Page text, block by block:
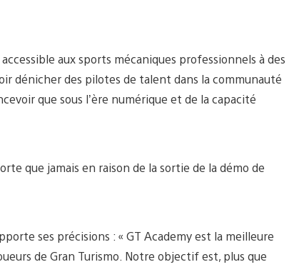
aux sports mécaniques professionnels à des
dénicher des pilotes de talent dans la communauté
que sous l’ère numérique et de la capacité
que jamais en raison de la sortie de la démo de
ses précisions : « GT Academy est la meilleure
de Gran Turismo. Notre objectif est, plus que